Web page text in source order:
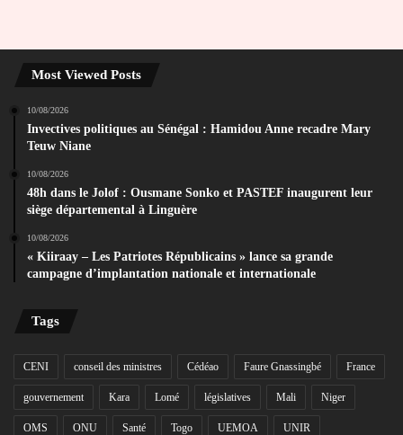
Most Viewed Posts
10/08/2026
Invectives politiques au Sénégal : Hamidou Anne recadre Mary
Teuw Niane
10/08/2026
48h dans le Jolof : Ousmane Sonko et PASTEF inaugurent leur
siège départemental à Linguère
10/08/2026
« Kiiraay – Les Patriotes Républicains » lance sa grande
campagne d’implantation nationale et internationale
Tags
CENI conseil des ministres Cédéao Faure Gnassingbé France
gouvernement Kara Lomé législatives Mali Niger
OMS ONU Santé Togo UEMOA UNIR